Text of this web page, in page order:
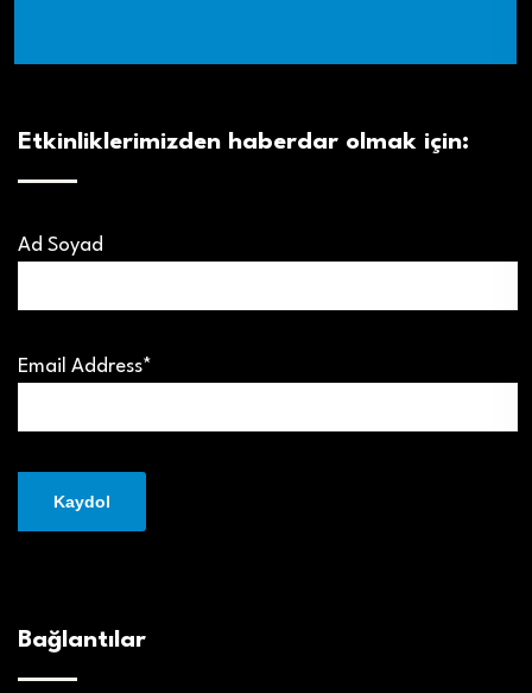
Etkinliklerimizden haberdar olmak için:
Ad Soyad
Email Address*
Bağlantılar